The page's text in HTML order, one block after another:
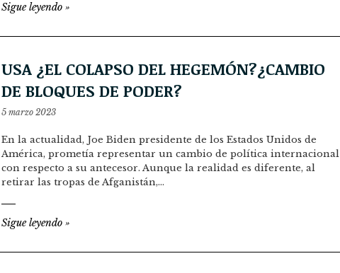
Sigue leyendo »
USA ¿EL COLAPSO DEL HEGEMÓN?¿CAMBIO
DE BLOQUES DE PODER?
5 marzo 2023
En la actualidad, Joe Biden presidente de los Estados Unidos de
América, prometía representar un cambio de política internacional
con respecto a su antecesor. Aunque la realidad es diferente, al
retirar las tropas de Afganistán,…
Sigue leyendo »